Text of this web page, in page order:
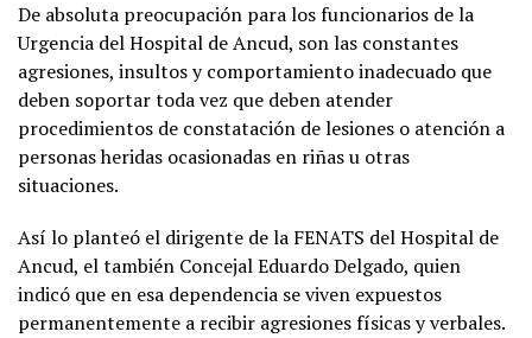
De absoluta preocupación para los funcionarios de la
Urgencia del Hospital de Ancud, son las constantes
agresiones, insultos y comportamiento inadecuado que
deben soportar toda vez que deben atender
procedimientos de constatación de lesiones o atención a
personas heridas ocasionadas en riñas u otras
situaciones.
Así lo planteó el dirigente de la FENATS del Hospital de
Ancud, el también Concejal Eduardo Delgado, quien
indicó que en esa dependencia se viven expuestos
permanentemente a recibir agresiones físicas y verbales.